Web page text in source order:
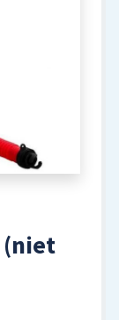
(niet